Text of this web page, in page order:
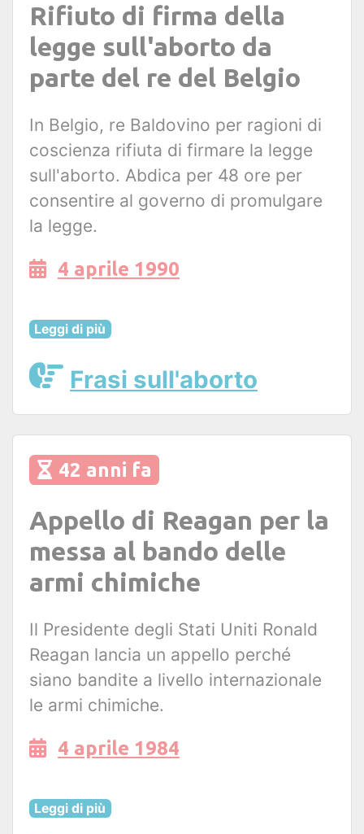
Rifiuto di firma della
legge sull'aborto da
parte del re del Belgio
In Belgio, re Baldovino per ragioni di
coscienza rifiuta di firmare la legge
sull'aborto. Abdica per 48 ore per
consentire al governo di promulgare
la legge.
4 aprile 1990
Leggi di più
Frasi sull'aborto
42 anni fa
Appello di Reagan per la
messa al bando delle
armi chimiche
Il Presidente degli Stati Uniti Ronald
Reagan lancia un appello perché
siano bandite a livello internazionale
le armi chimiche.
4 aprile 1984
Leggi di più